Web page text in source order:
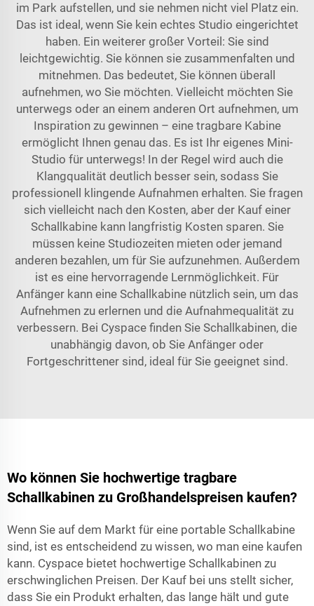
im Park aufstellen, und sie nehmen nicht viel Platz ein.
Das ist ideal, wenn Sie kein echtes Studio eingerichtet
haben. Ein weiterer großer Vorteil: Sie sind
leichtgewichtig. Sie können sie zusammenfalten und
mitnehmen. Das bedeutet, Sie können überall
aufnehmen, wo Sie möchten. Vielleicht möchten Sie
unterwegs oder an einem anderen Ort aufnehmen, um
Inspiration zu gewinnen – eine tragbare Kabine
ermöglicht Ihnen genau das. Es ist Ihr eigenes Mini-
Studio für unterwegs! In der Regel wird auch die
Klangqualität deutlich besser sein, sodass Sie
professionell klingende Aufnahmen erhalten. Sie fragen
sich vielleicht nach den Kosten, aber der Kauf einer
Schallkabine kann langfristig Kosten sparen. Sie
müssen keine Studiozeiten mieten oder jemand
anderen bezahlen, um für Sie aufzunehmen. Außerdem
ist es eine hervorragende Lernmöglichkeit. Für
Anfänger kann eine Schallkabine nützlich sein, um das
Aufnehmen zu erlernen und die Aufnahmequalität zu
verbessern. Bei Cyspace finden Sie Schallkabinen, die
unabhängig davon, ob Sie Anfänger oder
Fortgeschrittener sind, ideal für Sie geeignet sind.
Wo können Sie hochwertige tragbare
Schallkabinen zu Großhandelspreisen kaufen?
Wenn Sie auf dem Markt für eine portable Schallkabine
sind, ist es entscheidend zu wissen, wo man eine kaufen
kann. Cyspace bietet hochwertige Schallkabinen zu
erschwinglichen Preisen. Der Kauf bei uns stellt sicher,
dass Sie ein Produkt erhalten, das lange hält und gute